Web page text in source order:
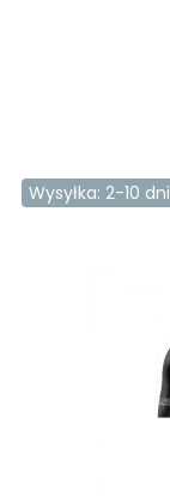
Wysyłka: 2-10 dni